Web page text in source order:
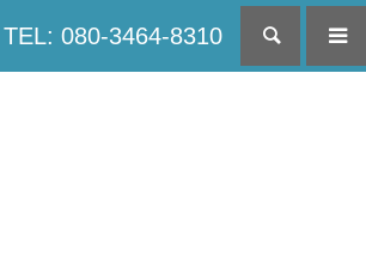
TEL: 080-3464-8310 検索